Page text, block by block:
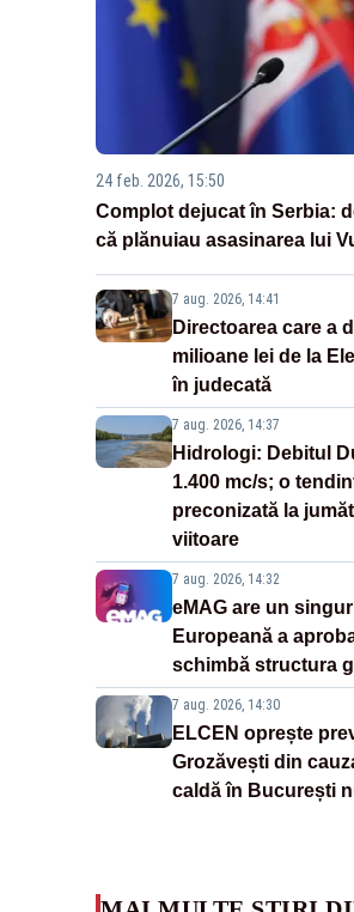
24 feb. 2026, 15:50
Complot dejucat în Serbia:
că plănuiau asasinarea lui
7 aug. 2026, 14:41
Directoarea care a
milioane lei de la
în judecată
7 aug. 2026, 14:37
Hidrologi: Debitul
1.400 mc/s; o
preconizată la
viitoare
7 aug. 2026, 14:32
eMAG are un
Europeană a
schimbă structura
7 aug. 2026, 14:30
ELCEN oprește
Grozăvești din
caldă în București